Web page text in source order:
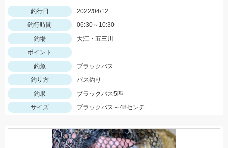
釣行日
2022/04/12
釣行時間
06:30～10:30
釣場
大江・五三川
ポイント
釣魚
ブラックバス
釣り方
バス釣り
釣果
ブラックバス5匹
サイズ
ブラックバス～48センチ